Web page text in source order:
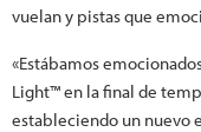
vuelan y pistas que
«Estábamos
Light™ en la final de
estableciendo un nuevo